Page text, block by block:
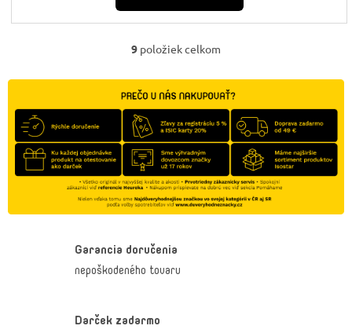
O
á
a
c
i
e
p
r
v
y
v
ý
9 položiek celkom
Garancia doručenia
nepoškodeného tovaru
Darček zadarmo